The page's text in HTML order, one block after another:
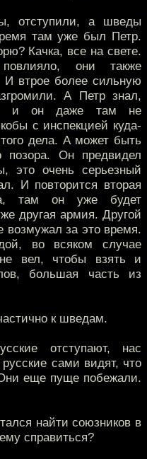
отступили, а шведы
там уже был Петр.
Качка, все на свете.
они также
И втрое более сильную
А Петр знал,
и он даже там не
с инспекцией куда-
дела. А может быть
позора. Он предвидел
это очень серьезный
И повторится вторая
там он уже будет
другая армия. Другой
возмужал за это время.
во всяком случае
вел, чтобы взять и
большая часть из
к шведам.
отступают, нас
сами видят, что
еще пуще побежали.
найти союзников в
справиться?